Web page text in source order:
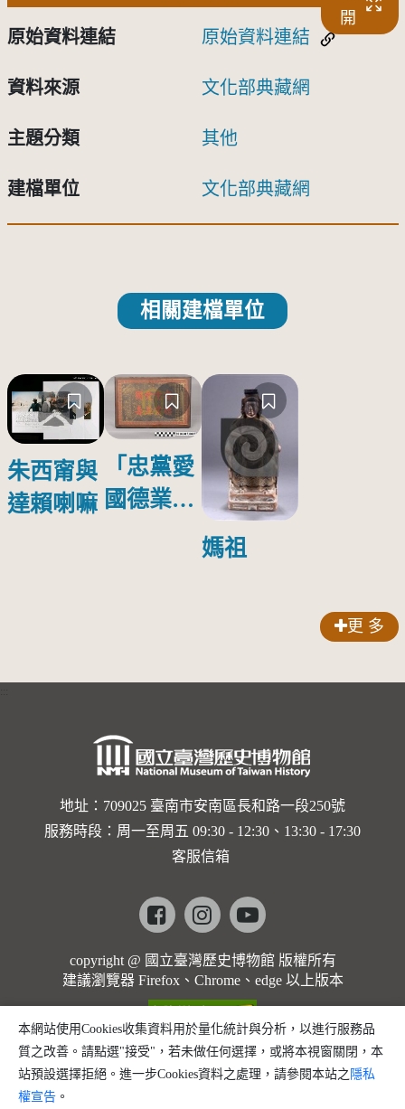
開
原始資料連結 原始資料連結
資料來源 文化部典藏網
主題分類 其他
建檔單位 文化部典藏網
相關建檔單位
朱西甯與
達賴喇嘛
「忠黨愛
國德業並
媽祖
更 多
地址：709025 臺南市安南區長和路一段250號
服務時段：周一至周五 09:30 - 12:30、13:30 - 17:30
客服信箱
Facebookinstagramyoutube
copyright @ 國立臺灣歷史博物館 版權所有
建議瀏覽器 Firefox、Chrome、edge 以上版本
本網站使用Cookies收集資料用於量化統計與分析，以進行服務品
質之改善。請點選"接受"，若未做任何選擇，或將本視窗關閉，本
站預設選擇拒絕。進一步Cookies資料之處理，請參閱本站之 隱私
權宣告 。